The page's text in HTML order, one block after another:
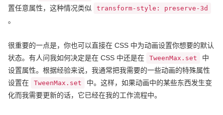
置任意属性，这种情况类似
transform-style: preserve-3d
。
很重要的一点是，你也可以直接在 CSS 中为动画设置你想要的默认
状态。有人问我如何决定是在 CSS 中还是在
TweenMax.set
中
设置属性。根据经验来说，我通常把我需要的一些动画的特殊属性
设置在
TweenMax.set
中。这样，如果动画中的某些东西发生变
化而我需要更新的话，它已经在我的工作流程中。